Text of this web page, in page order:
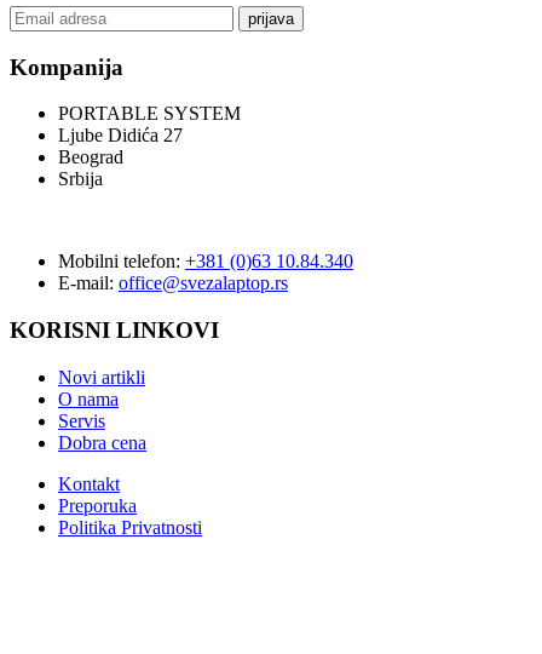
prijava
Kompanija
PORTABLE SYSTEM
Ljube Didića 27
Beograd
Srbija
Mobilni telefon: +381 (0)63 10.84.340
E-mail: office@svezalaptop.rs
KORISNI LINKOVI
Novi artikli
O nama
Servis
Dobra cena
Kontakt
Preporuka
Politika Privatnosti